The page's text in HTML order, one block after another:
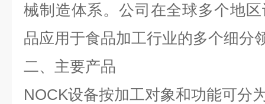
械制造体系。公司在全球多个地
品应用于食品加工行业的多个细分
二、主要产品
NOCK设备按加工对象和功能可分